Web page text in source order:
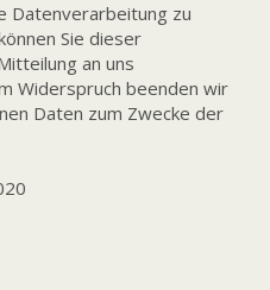
Datenverarbeitung zu
Sie dieser
an uns
Widerspruch beenden wir
Daten zum Zwecke der